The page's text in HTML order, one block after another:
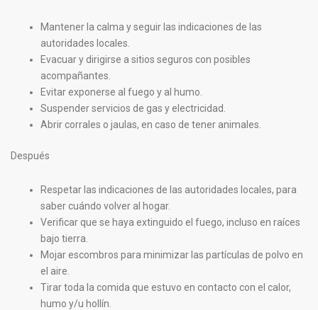
Mantener la calma y seguir las indicaciones de las
autoridades locales.
Evacuar y dirigirse a sitios seguros con posibles
acompañantes.
Evitar exponerse al fuego y al humo.
Suspender servicios de gas y electricidad.
Abrir corrales o jaulas, en caso de tener animales.
Después
Respetar las indicaciones de las autoridades locales, para
saber cuándo volver al hogar.
Verificar que se haya extinguido el fuego, incluso en raíces
bajo tierra.
Mojar escombros para minimizar las partículas de polvo en
el aire.
Tirar toda la comida que estuvo en contacto con el calor,
humo y/u hollín.